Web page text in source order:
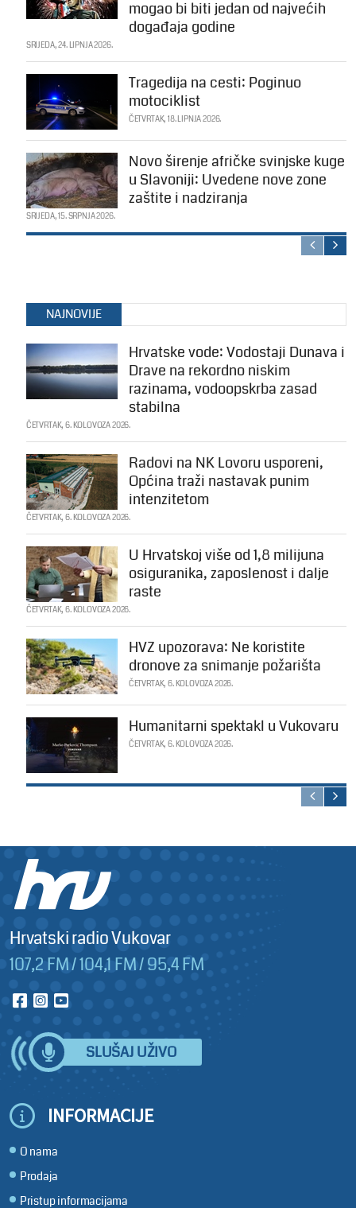
mogao bi biti jedan od najvećih
događaja godine
SRIJEDA, 24. LIPNJA 2026.
Tragedija na cesti: Poginuo
motociklist
ČETVRTAK, 18. LIPNJA 2026.
Novo širenje afričke svinjske kuge
u Slavoniji: Uvedene nove zone
zaštite i nadziranja
SRIJEDA, 15. SRPNJA 2026.
NAJNOVIJE
Hrvatske vode: Vodostaji Dunava i
Drave na rekordno niskim
razinama, vodoopskrba zasad
stabilna
ČETVRTAK, 6. KOLOVOZA 2026.
Radovi na NK Lovoru usporeni,
Općina traži nastavak punim
intenzitetom
ČETVRTAK, 6. KOLOVOZA 2026.
U Hrvatskoj više od 1,8 milijuna
osiguranika, zaposlenost i dalje
raste
ČETVRTAK, 6. KOLOVOZA 2026.
HVZ upozorava: Ne koristite
dronove za snimanje požarišta
ČETVRTAK, 6. KOLOVOZA 2026.
Humanitarni spektakl u Vukovaru
ČETVRTAK, 6. KOLOVOZA 2026.
Hrvatski radio Vukovar
107,2 FM / 104,1 FM / 95,4 FM
SLUŠAJ UŽIVO
INFORMACIJE
O nama
Prodaja
Pristup informacijama